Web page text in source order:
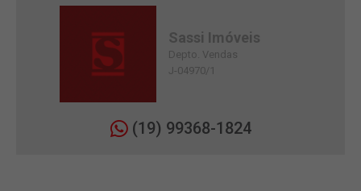
Sassi Imóveis
Depto. Vendas
J-04970/1
(19) 99368-1824